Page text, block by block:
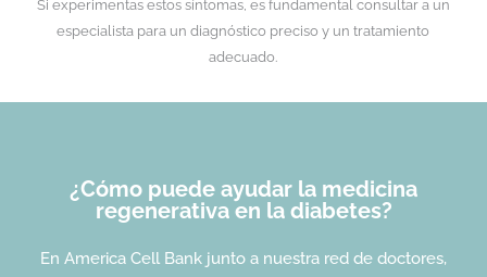
Si experimentas estos síntomas, es fundamental consultar a un
especialista para un diagnóstico preciso y un tratamiento
adecuado.
¿Cómo puede ayudar la medicina
regenerativa en la diabetes?
En America Cell Bank junto a nuestra red de doctores,